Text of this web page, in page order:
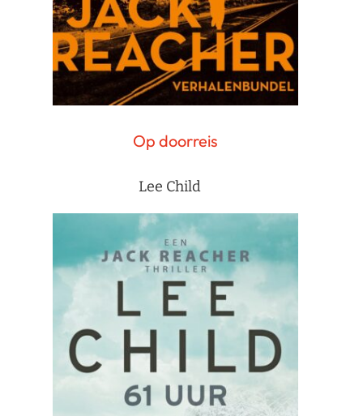
Op doorreis
Lee Child